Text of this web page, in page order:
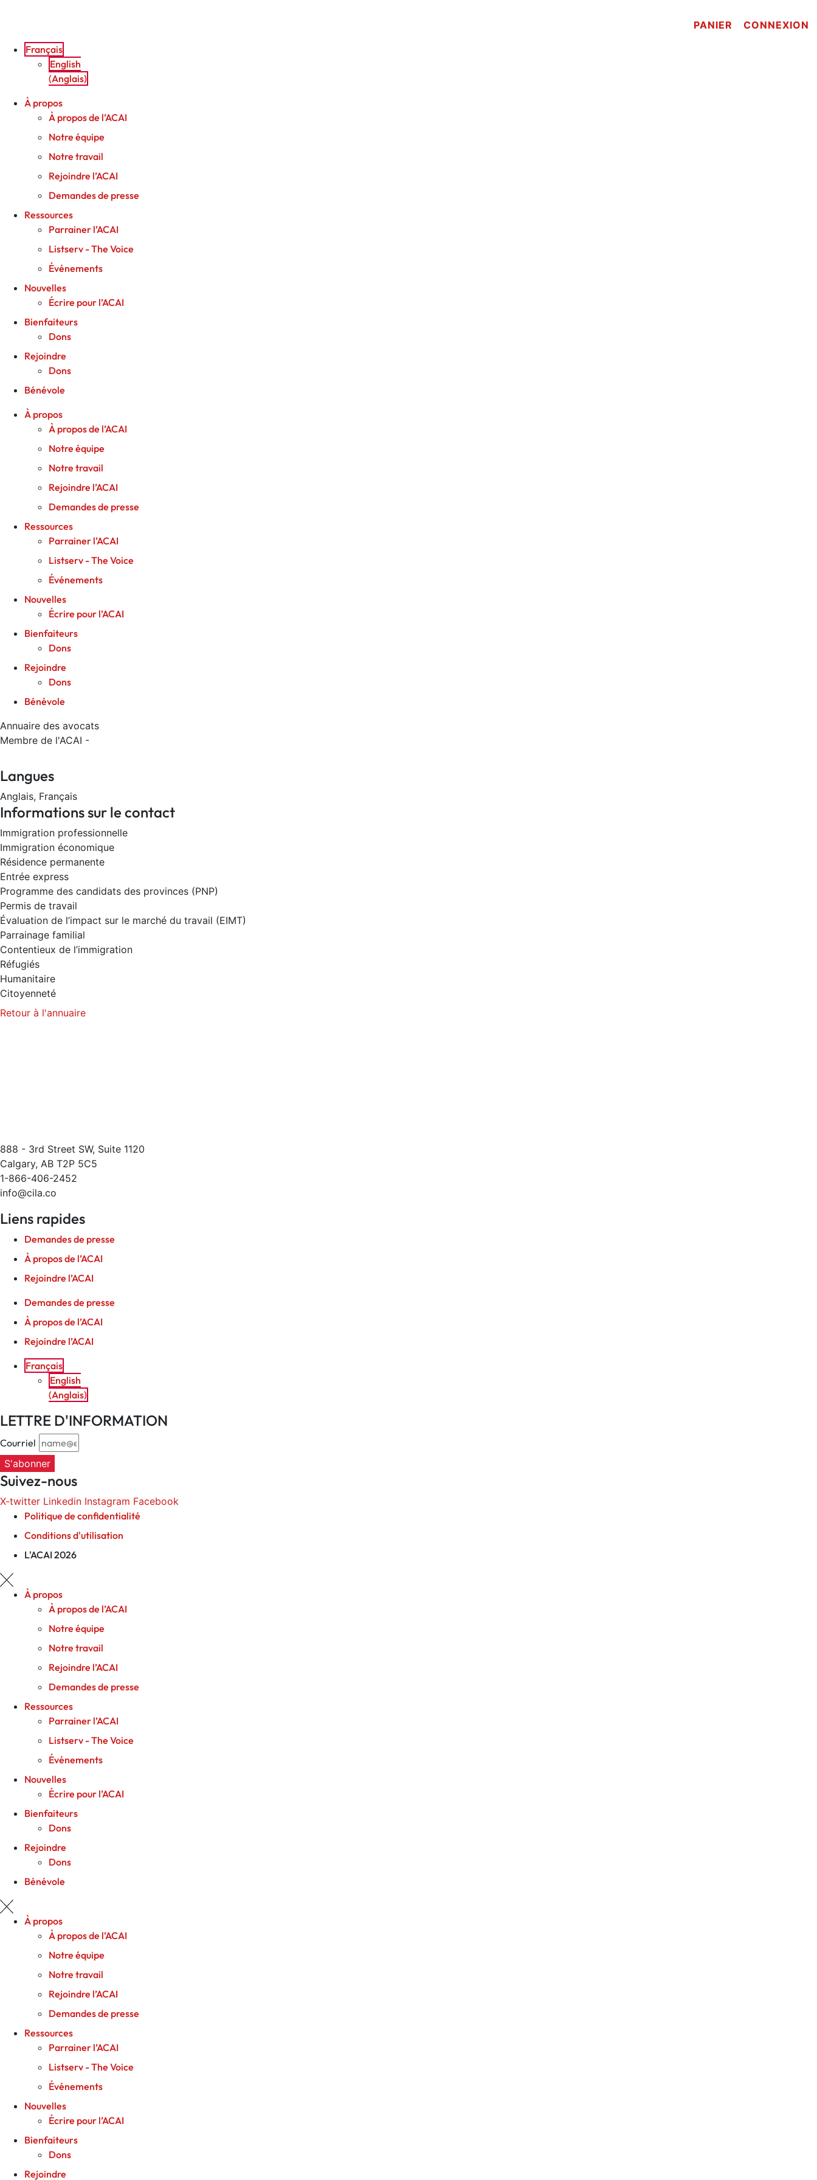
PANIER
CONNEXION
Français
English
(Anglais)
À propos
À propos de l’ACAI
Notre équipe
Notre travail
Rejoindre l’ACAI
Demandes de presse
Ressources
Parrainer l’ACAI
Listserv - The Voice
Événements
Nouvelles
Écrire pour l’ACAI
Bienfaiteurs
Dons
Rejoindre
Dons
Bénévole
À propos
À propos de l’ACAI
Notre équipe
Notre travail
Rejoindre l’ACAI
Demandes de presse
Ressources
Parrainer l’ACAI
Listserv - The Voice
Événements
Nouvelles
Écrire pour l’ACAI
Bienfaiteurs
Dons
Rejoindre
Dons
Bénévole
Annuaire des avocats
Membre de l'ACAI -
Langues
Anglais, Français
Informations sur le contact
Immigration professionnelle
Immigration économique
Résidence permanente
Entrée express
Programme des candidats des provinces (PNP)
Permis de travail
Évaluation de l’impact sur le marché du travail (EIMT)
Parrainage familial
Contentieux de l’immigration
Réfugiés
Humanitaire
Citoyenneté
Retour à l'annuaire
888 - 3rd Street SW, Suite 1120
Calgary, AB T2P 5C5
1-866-406-2452
info@cila.co
Liens rapides
Demandes de presse
À propos de l’ACAI
Rejoindre l’ACAI
Demandes de presse
À propos de l’ACAI
Rejoindre l’ACAI
Français
English
(Anglais)
LETTRE D'INFORMATION
Courriel
S'abonner
Suivez-nous
X-twitter Linkedin Instagram Facebook
Politique de confidentialité
Conditions d'utilisation
L'ACAI 2026
À propos
À propos de l’ACAI
Notre équipe
Notre travail
Rejoindre l’ACAI
Demandes de presse
Ressources
Parrainer l’ACAI
Listserv - The Voice
Événements
Nouvelles
Écrire pour l’ACAI
Bienfaiteurs
Dons
Rejoindre
Dons
Bénévole
À propos
À propos de l’ACAI
Notre équipe
Notre travail
Rejoindre l’ACAI
Demandes de presse
Ressources
Parrainer l’ACAI
Listserv - The Voice
Événements
Nouvelles
Écrire pour l’ACAI
Bienfaiteurs
Dons
Rejoindre